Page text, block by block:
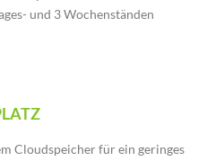
und 3 Wochenständen
Cloudspeicher für ein geringes